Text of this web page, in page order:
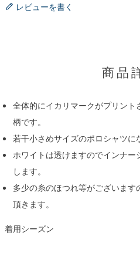
レビューを書く
商品
全体的にイカリマークがプリント
柄です。
若干小さめサイズのポロシャツに
ホワイトは透けますのでインナ
します。
多少の糸のほつれ等がございます
頂きます。
着用シーズン